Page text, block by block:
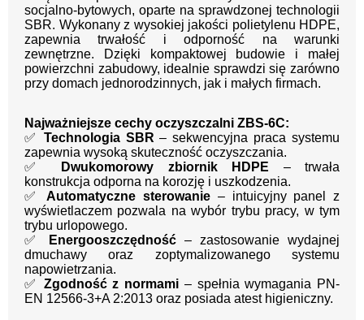
socjalno-bytowych, oparte na sprawdzonej technologii
SBR. Wykonany z wysokiej jakości polietylenu HDPE,
zapewnia trwałość i odporność na warunki
zewnętrzne. Dzięki kompaktowej budowie i małej
powierzchni zabudowy, idealnie sprawdzi się zarówno
przy domach jednorodzinnych, jak i małych firmach.
Najważniejsze cechy oczyszczalni ZBS-6C:
✅ Technologia SBR – sekwencyjna praca systemu
zapewnia wysoką skuteczność oczyszczania.
✅
Dwukomorowy zbiornik HDPE – trwała
konstrukcja odporna na korozję i uszkodzenia.
✅Automatyczne sterowanie – intuicyjny panel z
wyświetlaczem pozwala na wybór trybu pracy, w tym
trybu urlopowego.
✅
Energooszczędność – zastosowanie wydajnej
dmuchawy oraz zoptymalizowanego systemu
napowietrzania.
✅ Zgodność z normami – spełnia wymagania PN-
EN 12566-3+A 2:2013 oraz posiada atest higieniczny.